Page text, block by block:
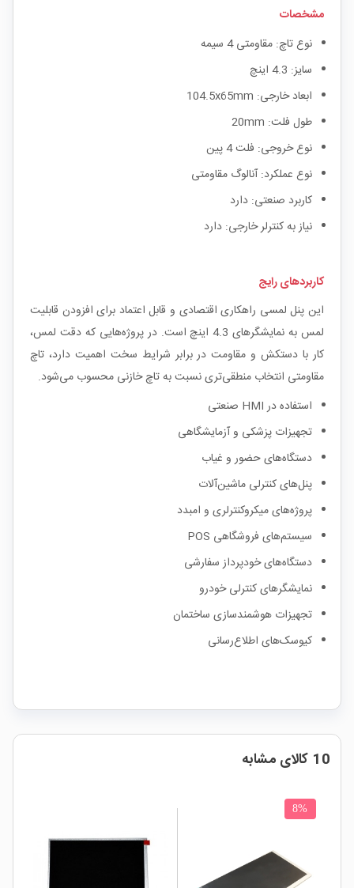
مشخصات
نوع تاچ: مقاومتی 4 سیمه
سایز: 4.3 اینچ
ابعاد خارجی: 104.5x65mm
طول فلت: 20mm
نوع خروجی: فلت 4 پین
نوع عملکرد: آنالوگ مقاومتی
کاربرد صنعتی: دارد
نیاز به کنترلر خارجی: دارد
کاربردهای رایج
این پنل لمسی راهکاری اقتصادی و قابل اعتماد برای افزودن قابلیت
لمس به نمایشگرهای 4.3 اینچ است. در پروژه‌هایی که دقت لمس،
کار با دستکش و مقاومت در برابر شرایط سخت اهمیت دارد، تاچ
مقاومتی انتخاب منطقی‌تری نسبت به تاچ خازنی محسوب می‌شود.
استفاده در HMI صنعتی
تجهیزات پزشکی و آزمایشگاهی
دستگاه‌های حضور و غیاب
پنل‌های کنترلی ماشین‌آلات
پروژه‌های میکروکنترلری و امبدد
سیستم‌های فروشگاهی POS
دستگاه‌های خودپرداز سفارشی
نمایشگرهای کنترلی خودرو
تجهیزات هوشمندسازی ساختمان
کیوسک‌های اطلاع‌رسانی
10 کالای مشابه
8%